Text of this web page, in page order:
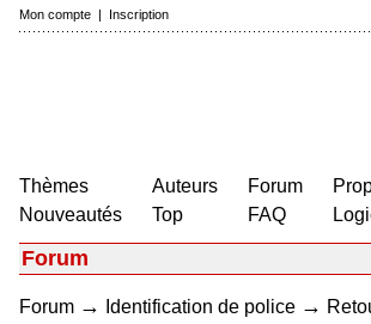
Mon compte | Inscription
Thèmes
Nouveautés
Auteurs
Top
Forum
FAQ
Forum
Forum → Identification de police →